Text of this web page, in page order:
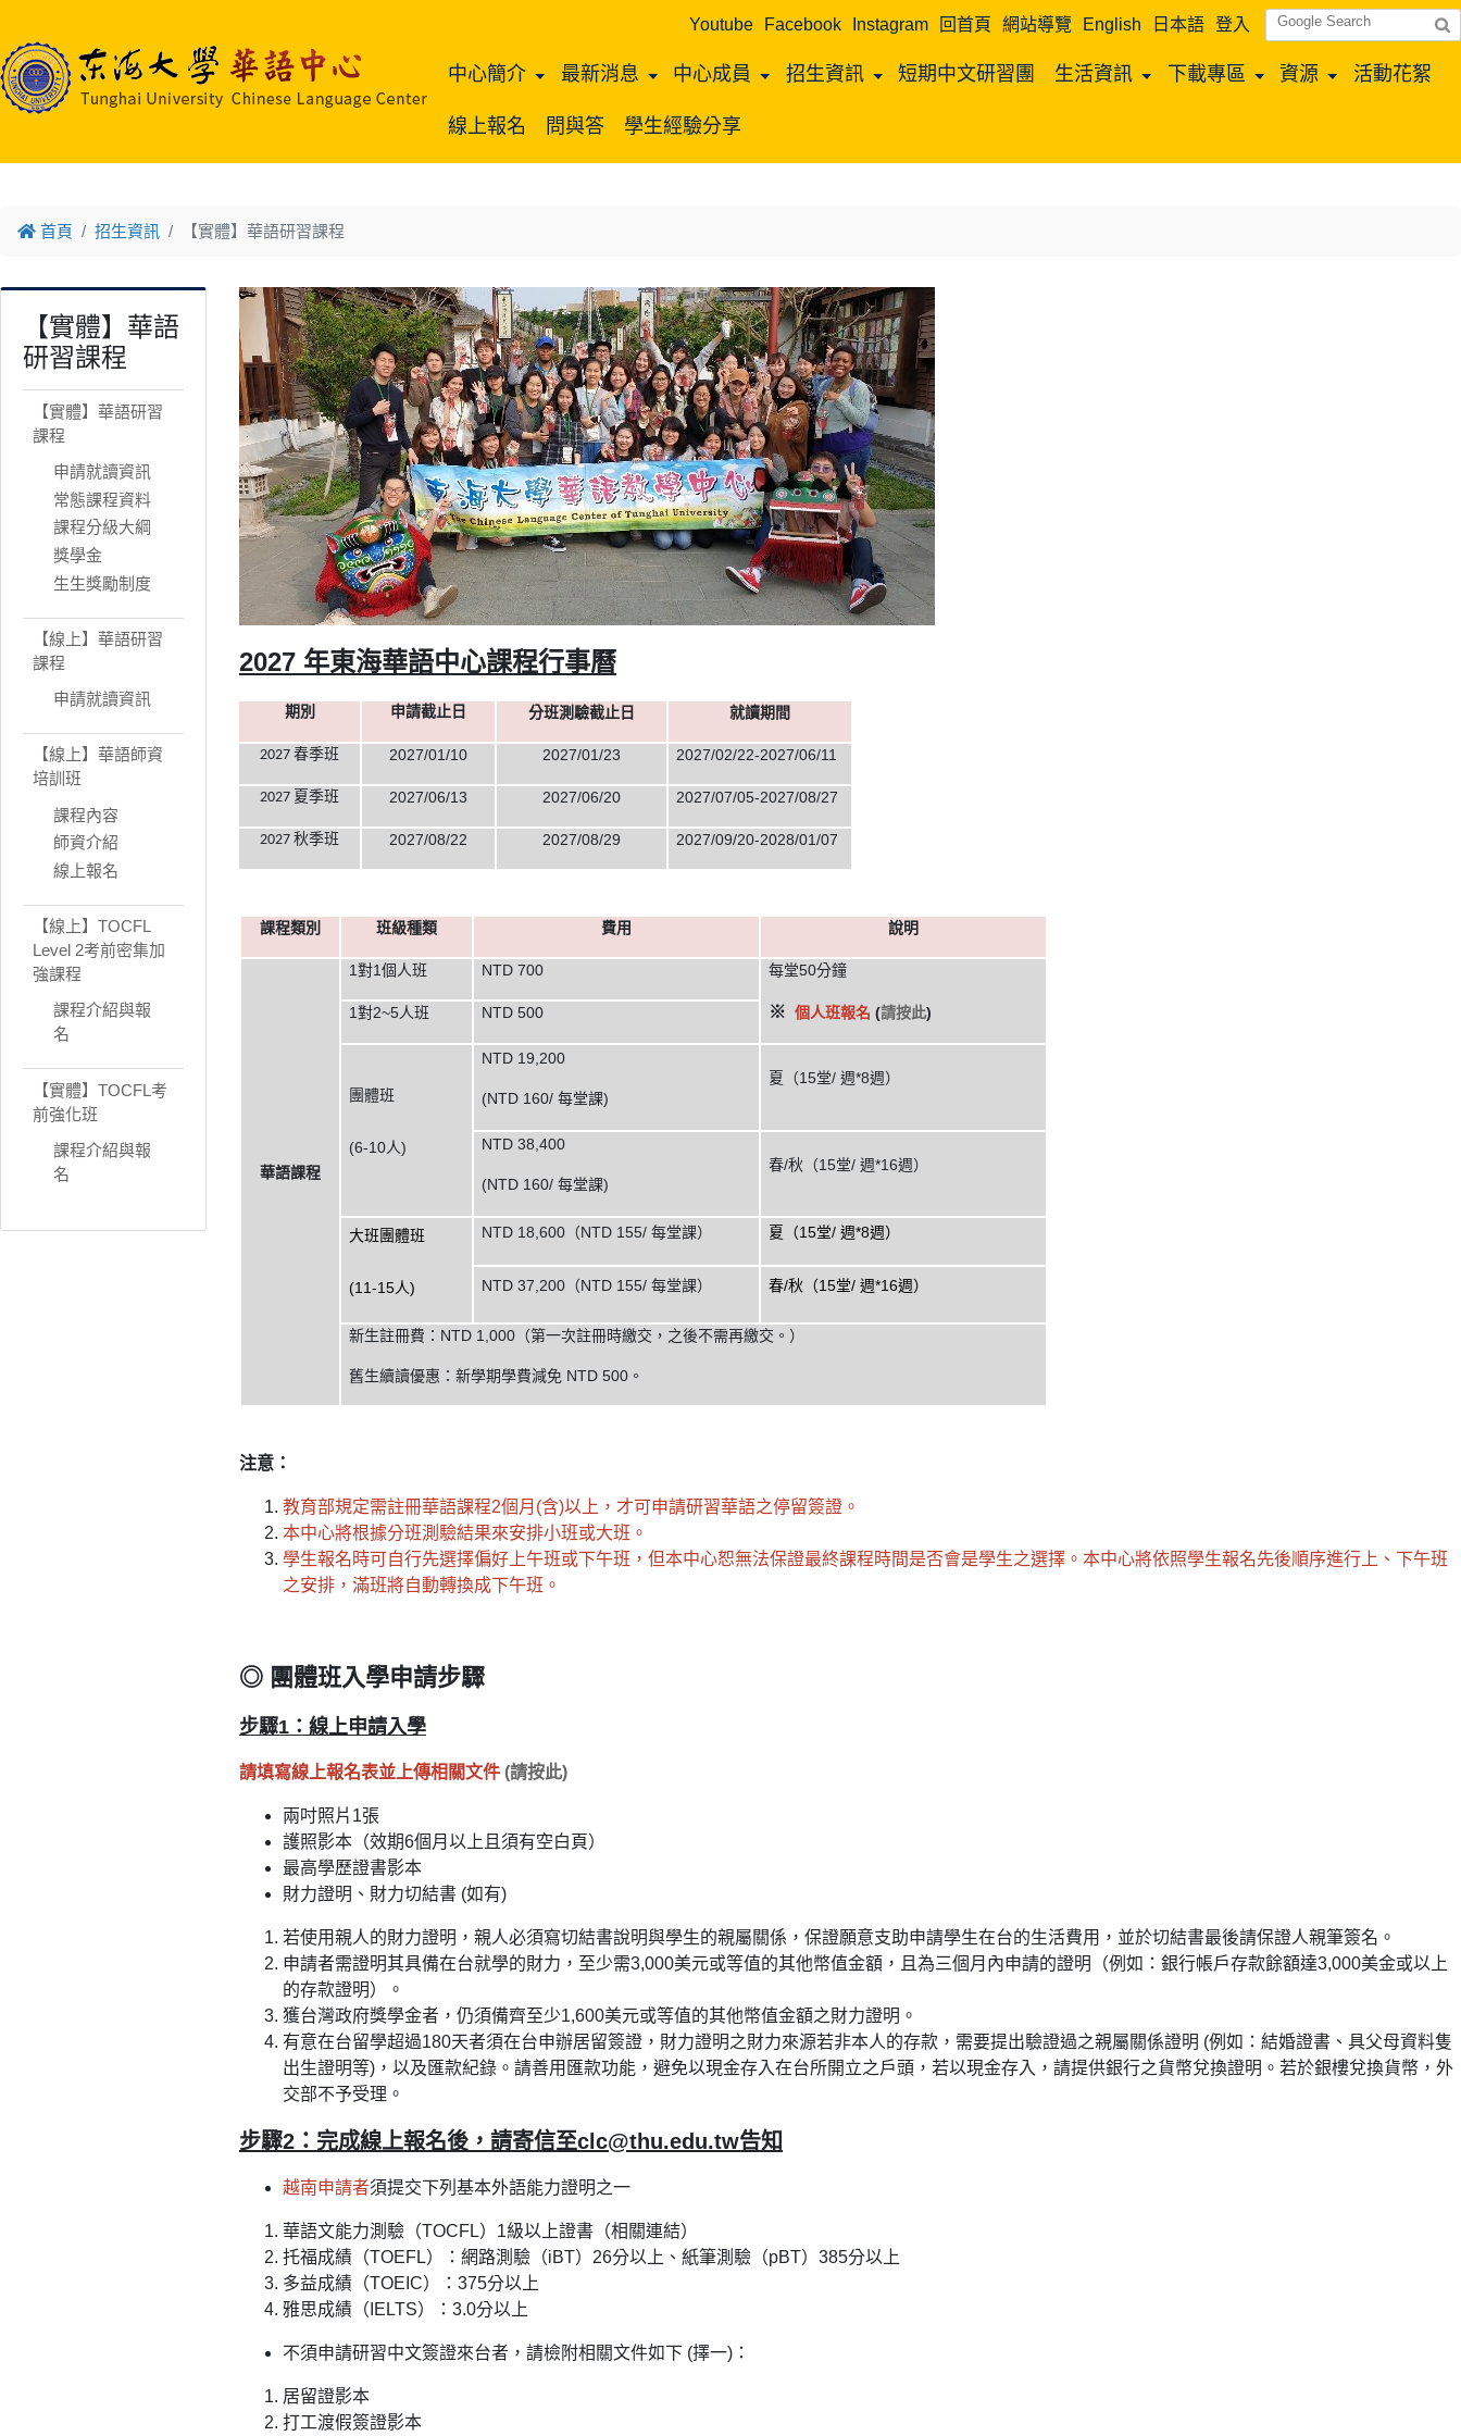
Youtube Facebook Instagram 回首頁 網站導覽 English 日本語 登入
中心簡介 最新消息 中心成員 招生資訊 短期中文研習團 生活資訊 下載專區 資源 活動花絮
線上報名 問與答 學生經驗分享
首頁 招生資訊 【實體】華語研習課程
【實體】華語
研習課程
【實體】華語研習
課程
申請就讀資訊
常態課程資料
課程分級大綱
獎學金
生生獎勵制度
【線上】華語研習
課程
申請就讀資訊
【線上】華語師資
培訓班
課程內容
師資介紹
線上報名
【線上】TOCFL
Level 2考前密集加
強課程
課程介紹與報
名
【實體】TOCFL考
前強化班
課程介紹與報
名
2027 年東海華語中心課程行事曆
期別 申請截止日 分班測驗截止日 就讀期間
2027 春季班 2027/01/10 2027/01/23 2027/02/22-2027/06/11
2027 夏季班 2027/06/13 2027/06/20 2027/07/05-2027/08/27
2027 秋季班 2027/08/22 2027/08/29 2027/09/20-2028/01/07
課程類別 班級種類 費用 說明
華語課程
1對1個人班 NTD 700 每堂50分鐘
※個人班報名 (請按此)
1對2~5人班 NTD 500
團體班
(6-10人)
NTD 19,200
(NTD 160/ 每堂課)
夏（15堂/ 週*8週）
NTD 38,400
(NTD 160/ 每堂課)
春/秋（15堂/ 週*16週）
大班團體班
(11-15人)
NTD 18,600（NTD 155/ 每堂課） 夏（15堂/ 週*8週）
NTD 37,200（NTD 155/ 每堂課） 春/秋（15堂/ 週*16週）
新生註冊費：NTD 1,000（第一次註冊時繳交，之後不需再繳交。）
舊生續讀優惠：新學期學費減免 NTD 500。
注意：
教育部規定需註冊華語課程2個月(含)以上，才可申請研習華語之停留簽證。
本中心將根據分班測驗結果來安排小班或大班。
學生報名時可自行先選擇偏好上午班或下午班，但本中心恕無法保證最終課程時間是否會是學生之選擇。本中心將依照學生報名先後順序進行上、下午班
之安排，滿班將自動轉換成下午班。
◎ 團體班入學申請步驟
步驟1：線上申請入學
請填寫線上報名表並上傳相關文件 (請按此)
兩吋照片1張
護照影本（效期6個月以上且須有空白頁）
最高學歷證書影本
財力證明、財力切結書 (如有)
若使用親人的財力證明，親人必須寫切結書說明與學生的親屬關係，保證願意支助申請學生在台的生活費用，並於切結書最後請保證人親筆簽名。
申請者需證明其具備在台就學的財力，至少需3,000美元或等值的其他幣值金額，且為三個月內申請的證明（例如：銀行帳戶存款餘額達3,000美金或以上
的存款證明）。
獲台灣政府獎學金者，仍須備齊至少1,600美元或等值的其他幣值金額之財力證明。
有意在台留學超過180天者須在台申辦居留簽證，財力證明之財力來源若非本人的存款，需要提出驗證過之親屬關係證明 (例如：結婚證書、具父母資料隻
出生證明等)，以及匯款紀錄。請善用匯款功能，避免以現金存入在台所開立之戶頭，若以現金存入，請提供銀行之貨幣兌換證明。若於銀樓兌換貨幣，外
交部不予受理。
步驟2：完成線上報名後，請寄信至clc@thu.edu.tw告知
越南申請者須提交下列基本外語能力證明之一
華語文能力測驗（TOCFL）1級以上證書（相關連結）
托福成績（TOEFL）：網路測驗（iBT）26分以上、紙筆測驗（pBT）385分以上
多益成績（TOEIC）：375分以上
雅思成績（IELTS）：3.0分以上
不須申請研習中文簽證來台者，請檢附相關文件如下 (擇一)：
居留證影本
打工渡假簽證影本